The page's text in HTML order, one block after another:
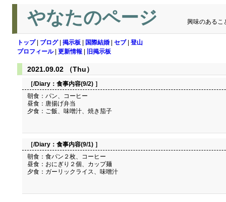
やなたのページ 興味のあるこ
トップ| ブログ| 掲示板 国際結婚 セブ| 登山
プロフィール| 更新情報 旧掲示板
2021.09.02 （Thu）
［/Diary： 食事内容(9/2) ］
朝食：パン、コーヒー
昼食：唐揚げ弁当
夕食：ご飯、味噌汁、焼き茄子
［/Diary： 食事内容(9/1) ］
朝食：食パン２枚、コーヒー
昼食：おにぎり２個、カップ麺
夕食：ガーリックライス、味噌汁